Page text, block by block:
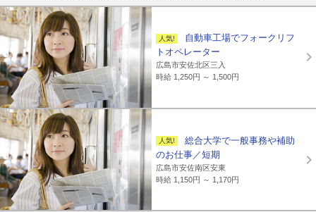
自動車工場でフォークリフ
トオペレーター
広島市安佐北区三入
時給 1,250円 ～ 1,500円
総合大学で一般事務や補助
のお仕事／短期
広島市安佐南区安東
時給 1,150円 ～ 1,170円